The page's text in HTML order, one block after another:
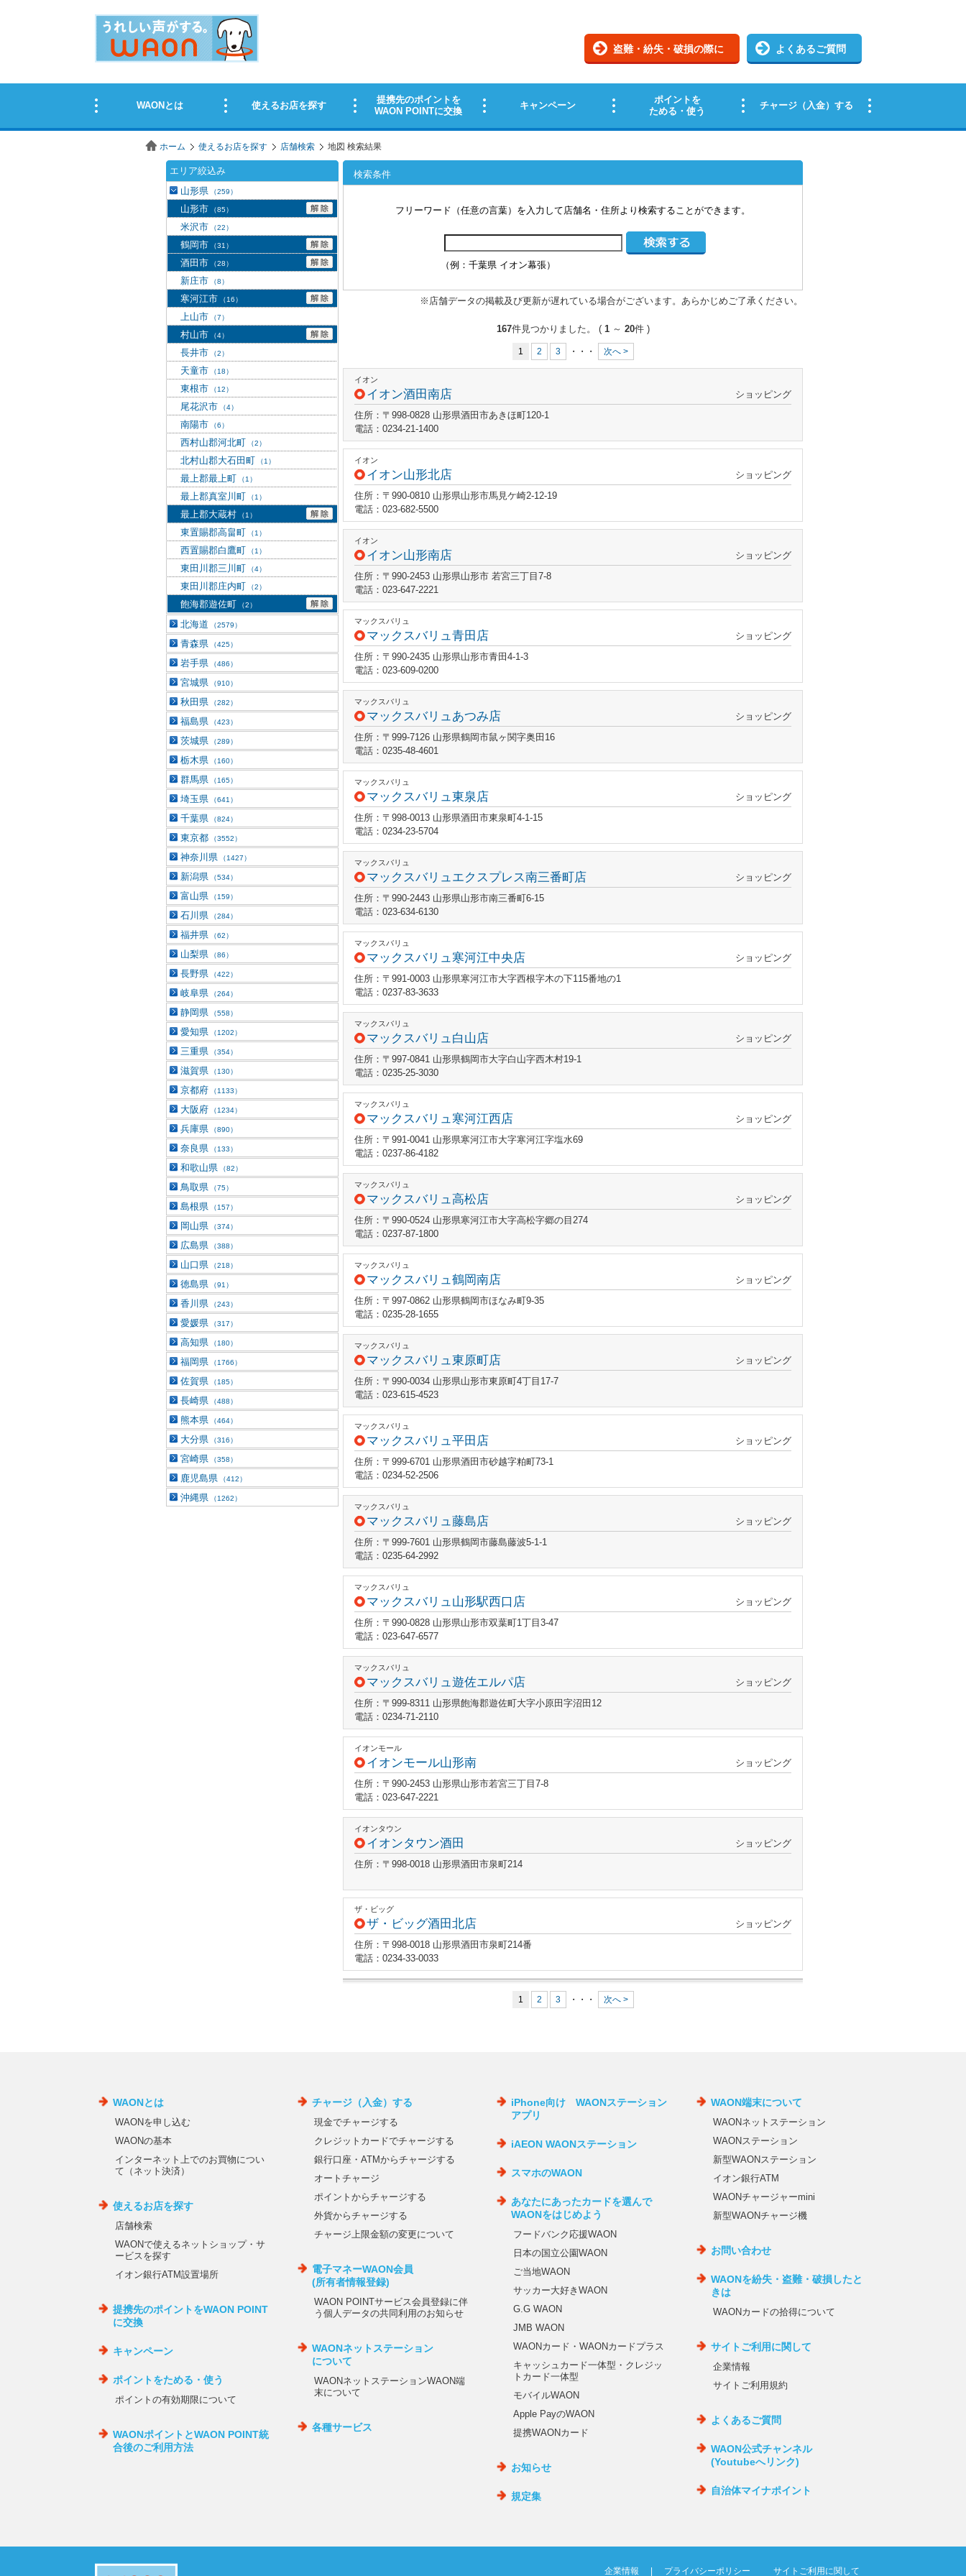
ホーム 使えるお店を探す 店舗検索 地図 検索結果
検索条件
フリーワード（任意の言葉）を入力して店舗名・住所より検索することができます。
（例：千葉県 イオン幕張）
※店舗データの掲載及び更新が遅れている場合がございます。あらかじめご了承ください。
167件見つかりました。 ( 1～ 20件 )
1 2 3 ・・・ 次へ >
イオン
イオン酒田南店
ショッピング
住所：〒998-0828 山形県酒田市あきほ町120-1
電話：0234-21-1400
イオン
イオン山形北店
ショッピング
住所：〒990-0810 山形県山形市馬見ケ崎2-12-19
電話：023-682-5500
イオン
イオン山形南店
ショッピング
住所：〒990-2453 山形県山形市 若宮三丁目7-8
電話：023-647-2221
マックスバリュ
マックスバリュ青田店
ショッピング
住所：〒990-2435 山形県山形市青田4-1-3
電話：023-609-0200
マックスバリュ
マックスバリュあつみ店
ショッピング
住所：〒999-7126 山形県鶴岡市鼠ヶ関字奥田16
電話：0235-48-4601
マックスバリュ
マックスバリュ東泉店
ショッピング
住所：〒998-0013 山形県酒田市東泉町4-1-15
電話：0234-23-5704
マックスバリュ
マックスバリュエクスプレス南三番町店
ショッピング
住所：〒990-2443 山形県山形市南三番町6-15
電話：023-634-6130
マックスバリュ
マックスバリュ寒河江中央店
ショッピング
住所：〒991-0003 山形県寒河江市大字西根字木の下115番地の1
電話：0237-83-3633
マックスバリュ
マックスバリュ白山店
ショッピング
住所：〒997-0841 山形県鶴岡市大字白山字西木村19-1
電話：0235-25-3030
マックスバリュ
マックスバリュ寒河江西店
ショッピング
住所：〒991-0041 山形県寒河江市大字寒河江字塩水69
電話：0237-86-4182
マックスバリュ
マックスバリュ高松店
ショッピング
住所：〒990-0524 山形県寒河江市大字高松字郷の目274
電話：0237-87-1800
マックスバリュ
マックスバリュ鶴岡南店
ショッピング
住所：〒997-0862 山形県鶴岡市ほなみ町9-35
電話：0235-28-1655
マックスバリュ
マックスバリュ東原町店
ショッピング
住所：〒990-0034 山形県山形市東原町4丁目17-7
電話：023-615-4523
マックスバリュ
マックスバリュ平田店
ショッピング
住所：〒999-6701 山形県酒田市砂越字粕町73-1
電話：0234-52-2506
マックスバリュ
マックスバリュ藤島店
ショッピング
住所：〒999-7601 山形県鶴岡市藤島藤波5-1-1
電話：0235-64-2992
マックスバリュ
マックスバリュ山形駅西口店
ショッピング
住所：〒990-0828 山形県山形市双葉町1丁目3-47
電話：023-647-6577
マックスバリュ
マックスバリュ遊佐エルパ店
ショッピング
住所：〒999-8311 山形県飽海郡遊佐町大字小原田字沼田12
電話：0234-71-2110
イオンモール
イオンモール山形南
ショッピング
住所：〒990-2453 山形県山形市若宮三丁目7-8
電話：023-647-2221
イオンタウン
イオンタウン酒田
ショッピング
住所：〒998-0018 山形県酒田市泉町214
ザ・ビッグ
ザ・ビッグ酒田北店
ショッピング
住所：〒998-0018 山形県酒田市泉町214番
電話：0234-33-0033
1 2 3 ・・・ 次へ >
エリア絞込み
山形県
（259）
山形市 （85）
米沢市 （22）
鶴岡市 （31）
酒田市 （28）
新庄市 （8）
寒河江市 （16）
上山市 （7）
村山市 （4）
長井市 （2）
天童市 （18）
東根市 （12）
尾花沢市 （4）
南陽市 （6）
西村山郡河北町 （2）
北村山郡大石田町 （1）
最上郡最上町 （1）
最上郡真室川町 （1）
最上郡大蔵村 （1）
東置賜郡高畠町 （1）
西置賜郡白鷹町 （1）
東田川郡三川町 （4）
東田川郡庄内町 （2）
飽海郡遊佐町 （2）
北海道 （2579）
青森県 （425）
岩手県 （486）
宮城県 （910）
秋田県 （282）
福島県 （423）
茨城県 （289）
栃木県 （160）
群馬県 （165）
埼玉県 （641）
千葉県 （824）
東京都 （3552）
神奈川県 （1427）
新潟県 （534）
富山県 （159）
石川県 （284）
福井県 （62）
山梨県 （86）
長野県 （422）
岐阜県 （264）
静岡県 （558）
愛知県 （1202）
三重県 （354）
滋賀県 （130）
京都府 （1133）
大阪府 （1234）
兵庫県 （890）
奈良県 （133）
和歌山県 （82）
鳥取県 （75）
島根県 （157）
岡山県 （374）
広島県 （388）
山口県 （218）
徳島県 （91）
香川県 （243）
愛媛県 （317）
高知県 （180）
福岡県 （1766）
佐賀県 （185）
長崎県 （488）
熊本県 （464）
大分県 （316）
宮崎県 （358）
鹿児島県 （412）
沖縄県 （1262）